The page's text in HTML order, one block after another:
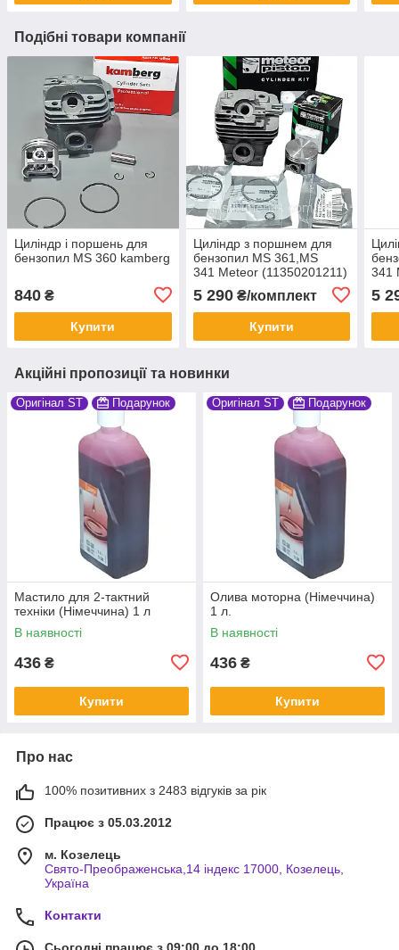
Подібні товари компанії
Циліндр і поршень для
бензопил MS 360 kamberg
840 ₴
Купити
Циліндр з поршнем для
бензопил MS 361,MS
341 Meteor (11350201211)
5 290₴/комплект
Купити
341
5
Акційні пропозиції та новинки
Оригінал ST Подарунок
Мастило для 2-тактний
техніки (Німеччина) 1 л
В наявності
436 ₴
Купити
Оригінал ST Подарунок
Олива моторна (Німеччина)
1 л.
В наявності
436 ₴
Купити
Про нас
100% позитивних з 2483 відгуків за рік
Працює з 05.03.2012
м. Козелець
Свято-Преображенська,14 індекс 17000, Козелець,
Україна
Контакти
Сьогодні працює з 09:00 до 18:00